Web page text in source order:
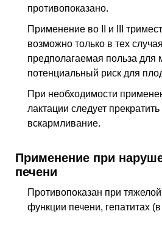
противопоказано.
Применение во II и III
возможно только в тех
предполагаемая польза
потенциальный риск для
При необходимости
лактации следует прекратить
вскармливание.
Применение при
печени
Противопоказан при
функции печени, гепатитах